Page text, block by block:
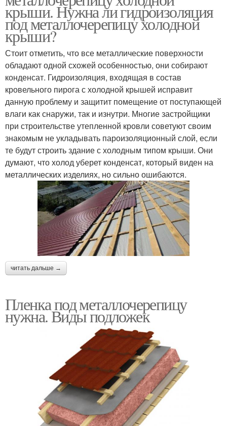
крыши. Нужна ли гидроизоляция
под металлочерепицу холодной
крыши?
Стоит отметить, что все металлические поверхности
обладают одной схожей особенностью, они собирают
конденсат. Гидроизоляция, входящая в состав
кровельного пирога с холодной крышей исправит
данную проблему и защитит помещение от поступающей
влаги как снаружи, так и изнутри. Многие застройщики
при строительстве утепленной кровли советуют своим
знакомым не укладывать пароизоляционный слой, если
те будут строить здание с холодным типом крыши. Они
думают, что холод уберет конденсат, который виден на
металлических изделиях, но сильно ошибаются.
читать дальше →
Пленка под металлочерепицу
нужна. Виды подложек